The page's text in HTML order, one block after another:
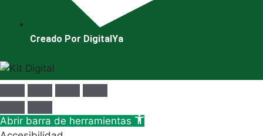
Creado Por DigitalYa
Abrir barra de herramientas